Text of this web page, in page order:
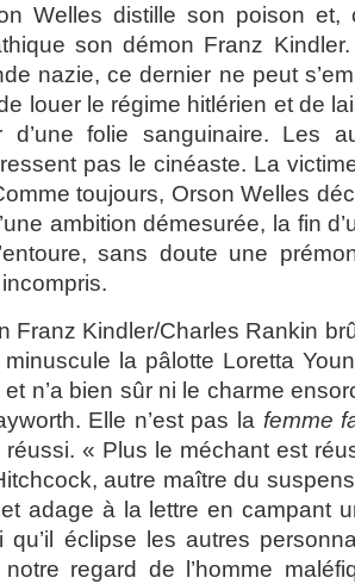
Welles distille son poison et,
son démon Franz
nazie, ce dernier ne peut
louer le régime hitlérien et de
d’une folie sanguinaire. Les
pas le cinéaste. La
toujours, Orson Welles
ambition démesurée, la fin
sans doute une
Franz Kindler/Charles Rankin
la pâlotte Loretta
n’a bien sûr ni le charme
Elle n’est pas la femme
« Plus le méchant est
autre maître du
adage à la lettre en campant
qu’il éclipse les autres
notre regard de l’homme